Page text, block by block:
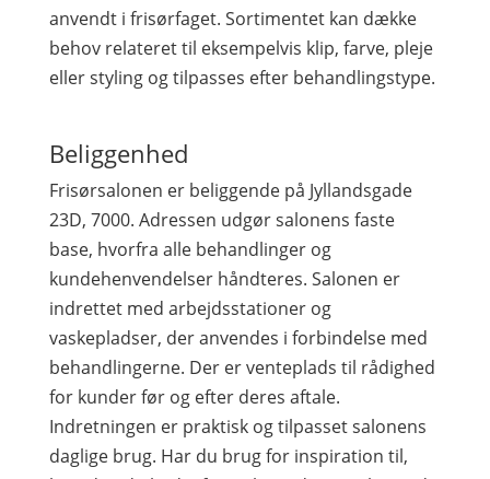
anvendt i frisørfaget. Sortimentet kan dække
behov relateret til eksempelvis klip, farve, pleje
eller styling og tilpasses efter behandlingstype.
Beliggenhed
Frisørsalonen er beliggende på Jyllandsgade
23D, 7000. Adressen udgør salonens faste
base, hvorfra alle behandlinger og
kundehenvendelser håndteres. Salonen er
indrettet med arbejdsstationer og
vaskepladser, der anvendes i forbindelse med
behandlingerne. Der er venteplads til rådighed
for kunder før og efter deres aftale.
Indretningen er praktisk og tilpasset salonens
daglige brug. Har du brug for inspiration til,